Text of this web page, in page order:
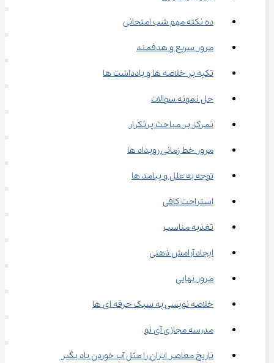
ده نکته مهم شب امتحانی
مرور سریع و هدفمند
تکیه بر خلاصه ‌ها و یادداشت ‌ها
حل نمونه سوالات
تمرکز بر مباحث پرتکرار
مرور خط زمانی رویداد ها
توجه به علل و پیامد ها
استراحت کافی
تغذیه مناسب
ایجاد آرامش ذهنی
مرور نهایی
خلاصه ‌نویسی به سبک حرفه ‌ای ‌ها
مدرسه مجازی آی نو
تاریخ معاصر ایران را مثل آب خوردن یاد بگیر